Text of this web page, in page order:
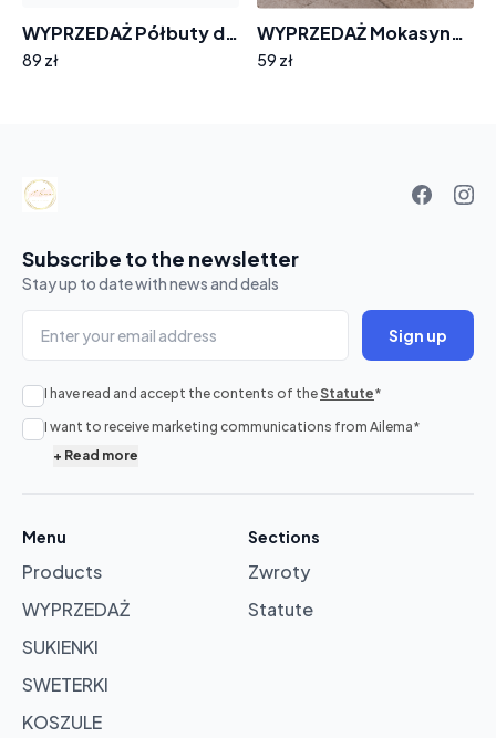
WYPRZEDAŻ Półbuty damskie skóra naturalna ażurek GOODIN GD-XF-178
89 zł
WYPRZEDAŻ Mokasyny skóra naturalna GOODIN GD-XF-143 ażurek miękkie wygodne białe
59 zł
No
products
Browse
products
Subscribe to the newsletter
Stay up to date with news and deals
Sign up
I have read and accept the contents of the Statute*
I want to receive marketing communications from Ailema*
+ Read more
Menu
Products
WYPRZEDAŻ
SUKIENKI
SWETERKI
KOSZULE
Sections
Zwroty
Statute